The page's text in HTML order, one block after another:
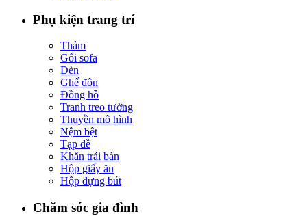
Phụ kiện trang trí
Thảm
Gối sofa
Đèn
Ghế đôn
Đồng hồ
Tranh treo tường
Thuyền mô hình
Nệm bệt
Tạp dề
Khăn trải bàn
Hộp giấy ăn
Hộp đựng bút
Chăm sóc gia đình